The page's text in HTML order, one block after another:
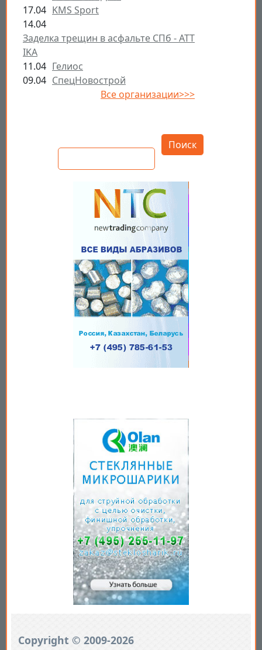
17.04 KMS Sport
14.04
Заделка трещин в асфальте СПб - ATT
IKA
11.04 Гелиос
09.04 СпецНовострой
Все организации>>>
Copyright © 2009-2026